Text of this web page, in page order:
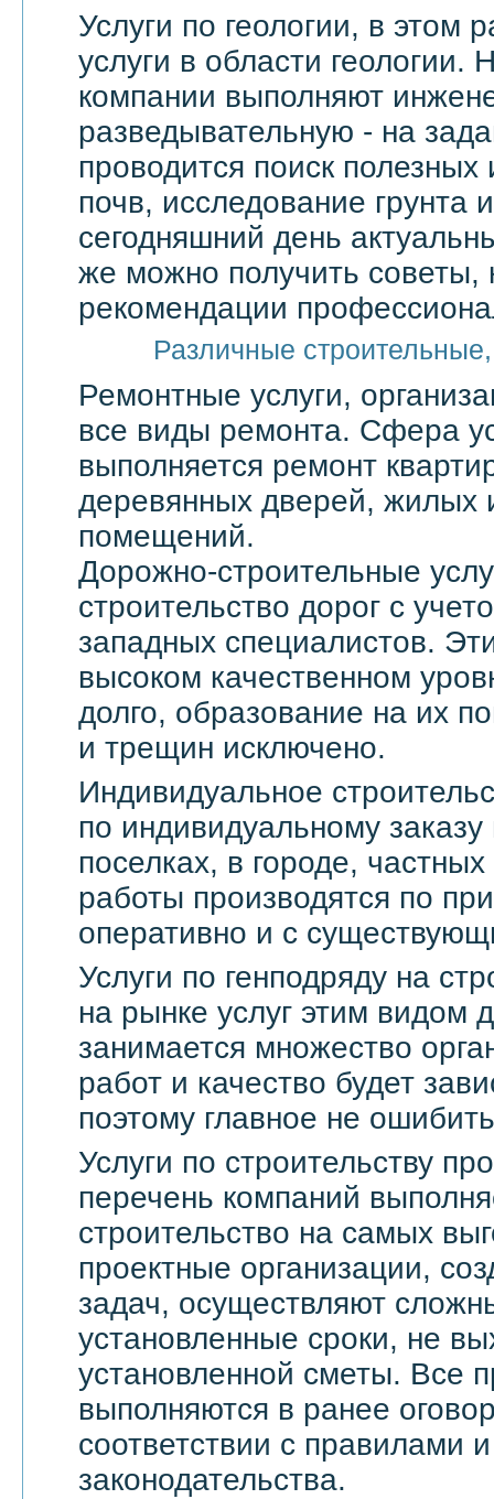
Услуги по геологии, в этом
услуги в области
компании выполняют
разведывательную - на
проводится поиск
почв, исследование грунта
сегодняшний день
же можно получить советы,
рекомендации
Различные
Ремонтные услуги,
все виды ремонта. Сфера
выполняется ремонт
деревянных дверей, жилых
помещений.
Дорожно-строительные
строительство дорог с
западных специалистов.
высоком качественном
долго, образование на их
и трещин исключено.
Индивидуальное
по индивидуальному
поселках, в городе,
работы производятся по
оперативно и с
Услуги по генподряду на
на рынке услуг этим видом
занимается множество
работ и качество будет
поэтому главное не
Услуги по строительству
перечень компаний
строительство на самых
проектные организации,
задач, осуществляют
установленные сроки, не
установленной сметы. Все
выполняются в ранее
соответствии с правилами
законодательства.